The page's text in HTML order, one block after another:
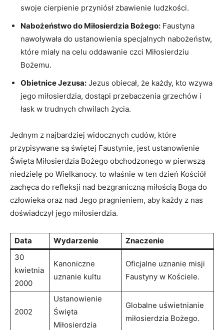
swoje cierpienie przyniósł zbawienie ludzkości.
Nabożeństwo​ do Miłosierdzia Bożego: Faustyna
nawoływała do ustanowienia specjalnych ⁣nabożeństw,⁤
które miały na celu oddawanie czci Miłosierdziu
Bożemu.
Obietnice Jezusa: Jezus obiecał, że ‍każdy, kto wzywa
jego ⁤miłosierdzia, dostąpi przebaczenia⁤ grzechów i
łask w trudnych chwilach życia.
Jednym z najbardziej widocznych​ cudów, które‌
przypisywane są​ świętej Faustynie, jest ⁢ustanowienie
‌Święta Miłosierdzia Bożego obchodzonego w pierwszą
niedzielę po Wielkanocy. to właśnie w ten dzień Kościół
zachęca do​ refleksji nad bezgraniczną miłością Boga do
człowieka oraz nad Jego pragnieniem, aby każdy ⁢z nas
‌doświadczył jego miłosierdzia.
Data Wydarzenie
Znaczenie
30
kwietnia
2000
Kanoniczne
uznanie ‌kultu
Oficjalne uznanie misji
Faustyny​ w Kościele.
2002
Ustanowienie
Święta
Miłosierdzia
Globalne uświetnianie
miłosierdzia Bożego.